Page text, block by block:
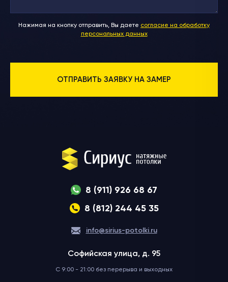
Нажимая на кнопку отправить, Вы даете согласие на обработку
персональных данных
8 (911) 926 68 67
8 (812) 244 45 35
info@sirius-potolki.ru
Софийская улица, д. 95
C 9:00 - 21:00 без перерыва и выходных